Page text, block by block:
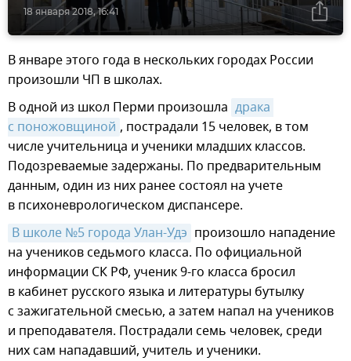
18 января 2018, 16:41
В январе этого года в нескольких городах России
произошли ЧП в школах.
В одной из школ Перми произошла драка
с поножовщиной , пострадали 15 человек, в том
числе учительница и ученики младших классов.
Подозреваемые задержаны. По предварительным
данным, один из них ранее состоял на учете
в психоневрологическом диспансере.
В школе №5 города Улан-Удэ произошло нападение
на учеников седьмого класса. По официальной
информации СК РФ, ученик 9-го класса бросил
в кабинет русского языка и литературы бутылку
с зажигательной смесью, а затем напал на учеников
и преподавателя. Пострадали семь человек, среди
них сам нападавший, учитель и ученики.